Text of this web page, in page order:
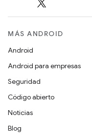
MÁS ANDROID
Android
Android para empresas
Seguridad
Código abierto
Noticias
Blog